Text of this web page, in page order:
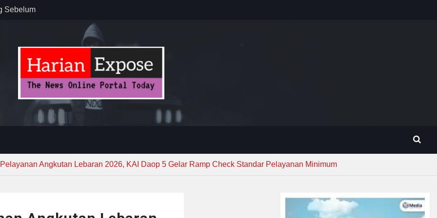
Tuntas
Angkutan Lebaran 2026, KAI Daop 5 Gelar Ramp Check Standar Pelayanan Minimum